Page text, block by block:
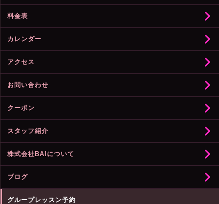
料金表
カレンダー
アクセス
お問い合わせ
クーポン
スタッフ紹介
株式会社BAIについて
ブログ
グループレッスン予約